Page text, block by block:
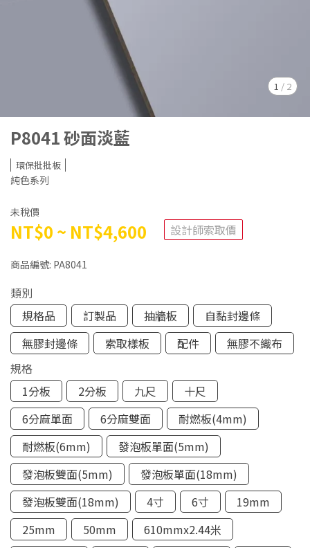
1 / 2
P8041 砂面淡藍
環保批批板
純色系列
未稅價
NT$0 ~ NT$4,600 設計師索取價
商品編號: PA8041
類別
規格品
訂製品 抽牆板
自黏封邊條
無膠封邊條
索取樣板 配件
無膠不織布
規格
1分板
2分板 九尺
十尺
6分麻單面
6分麻雙面
耐燃板(4mm)
耐燃板(6mm)
發泡板單面(5mm)
發泡板雙面(5mm)
發泡板單面(18mm)
發泡板雙面(18mm)
4寸 6寸
19mm
25mm
50mm
610mmx2.44米